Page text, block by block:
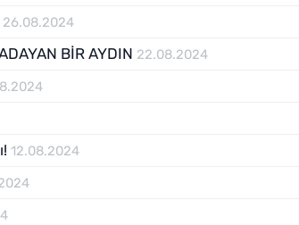
26.08.2024
BİR AYDIN 22.08.2024
12.08.2024